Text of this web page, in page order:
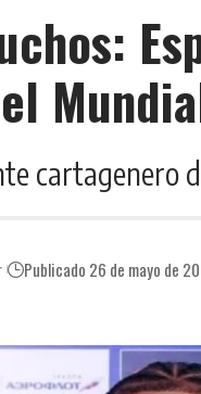
cartagenero
Publicado 26 de mayo de